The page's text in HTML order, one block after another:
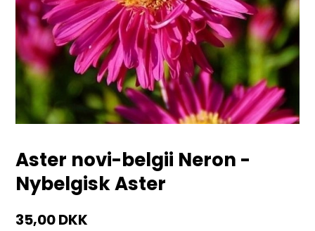
Aster novi-belgii Neron -
Nybelgisk Aster
35,00 DKK